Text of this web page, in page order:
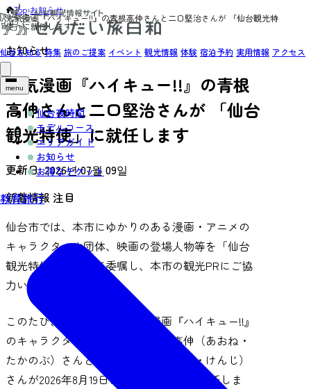
仙台を知る 特集 旅のご提案 イベント 観光情報 体験 宿泊予約 実用情報 アクセス
menu
仙台夜時間
モデルコース
エリアガイド
お知らせ
お得なチケット
教育旅行
Top›お知らせ›
人気漫画『ハイキュー!!』の青根高伸さんと二口堅治さんが 「仙台観光特
使」に就任します
お知らせ
人気漫画『ハイキュー!!』の青根
高伸さんと二口堅治さんが 「仙台
観光特使」に就任します
更新日:2026년 07월 09일
新着情報 注目
仙台市では、本市にゆかりのある漫画・アニメの
キャラクターや団体、映画の登場人物等を「仙台
観光特使※」として委嘱し、本市の観光PRにご協
力いただいています。
このたび、仙台が舞台の人気漫画『ハイキュー!!』
のキャラクターから、新たに青根高伸（あおね・
たかのぶ）さんと二口堅治（ふたくち・けんじ）
さんが2026年8月19日に仙台観光特使に就任しま